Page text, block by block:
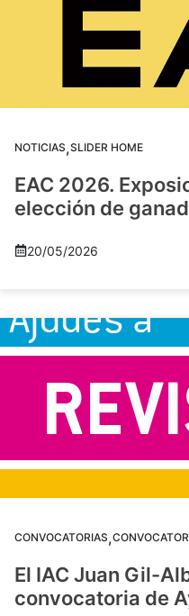
NOTICIAS,SLIDER HOME
EAC 2026.
elección de
20/05/2026
CONVOCATORIAS,
El IAC Juan Gil-
convocatoria de